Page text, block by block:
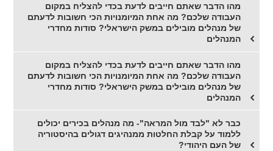
מהו הדבר שאתם חייבים לדעת בכדי להצליח במקום
העבודה שלכם? מה אחת המיומנויות הכי חשובות לדעתם
של מנהלים מובילים במשק הישראלי? סודות מחדרי
המנהלים
מהו הדבר שאתם חייבים לדעת בכדי להצליח במקום
העבודה שלכם? מה אחת המיומנויות הכי חשובות לדעתם
של מנהלים מובילים במשק הישראלי? סודות מחדרי
המנהלים
כבר לא "לבד מול המראה"- מה מנהלים בכירים יכולים
ללמוד על קבלת החלטות ממנהיגים דגולים בהיסטוריה
של העם היהודי?